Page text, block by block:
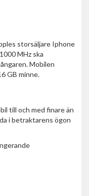
storsäljare Iphone
MHz ska
Mobilen
GB minne.
till och med finare än
i betraktarens ögon